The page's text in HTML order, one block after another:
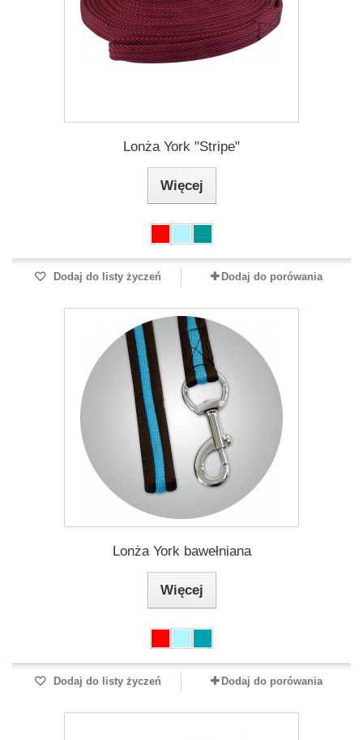
Lonża York "Stripe"
Więcej
Dodaj do listy życzeń Dodaj do porówania
Lonża York bawełniana
Więcej
Dodaj do listy życzeń Dodaj do porówania